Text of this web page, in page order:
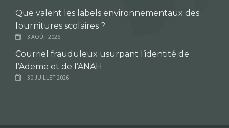
Que valent les labels environnementaux des
fournitures scolaires ?
3 AOÛT 2026
Courriel frauduleux usurpant l’identité de
l’Ademe et de l’ANAH
30 JUILLET 2026